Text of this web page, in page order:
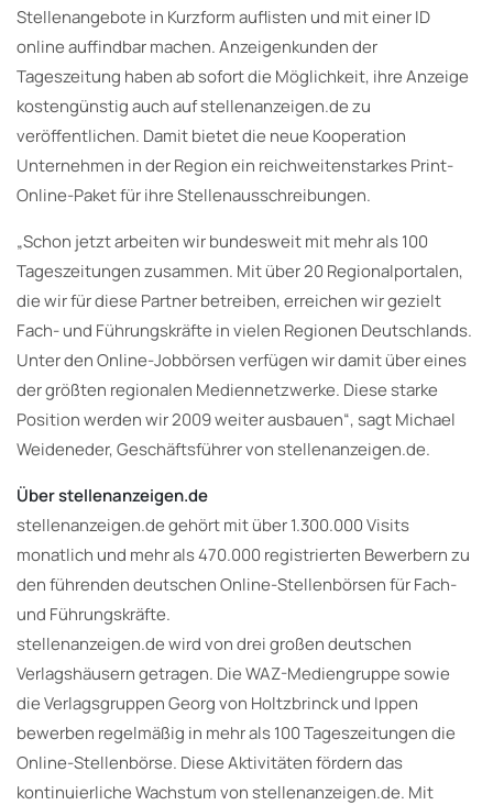
Stellenangebote in Kurzform auflisten und mit einer ID
online auffindbar machen. Anzeigenkunden der
Tageszeitung haben ab sofort die Möglichkeit, ihre Anzeige
kostengünstig auch auf stellenanzeigen.de zu
veröffentlichen. Damit bietet die neue Kooperation
Unternehmen in der Region ein reichweitenstarkes Print-
Online-Paket für ihre Stellenausschreibungen.
„Schon jetzt arbeiten wir bundesweit mit mehr als 100
Tageszeitungen zusammen. Mit über 20 Regionalportalen,
die wir für diese Partner betreiben, erreichen wir gezielt
Fach- und Führungskräfte in vielen Regionen Deutschlands.
Unter den Online-Jobbörsen verfügen wir damit über eines
der größten regionalen Mediennetzwerke. Diese starke
Position werden wir 2009 weiter ausbauen“, sagt Michael
Weideneder, Geschäftsführer von stellenanzeigen.de.
Über stellenanzeigen.de
stellenanzeigen.de gehört mit über 1.300.000 Visits
monatlich und mehr als 470.000 registrierten Bewerbern zu
den führenden deutschen Online-Stellenbörsen für Fach-
und Führungskräfte.
stellenanzeigen.de wird von drei großen deutschen
Verlagshäusern getragen. Die WAZ-Mediengruppe sowie
die Verlagsgruppen Georg von Holtzbrinck und Ippen
bewerben regelmäßig in mehr als 100 Tageszeitungen die
Online-Stellenbörse. Diese Aktivitäten fördern das
kontinuierliche Wachstum von stellenanzeigen.de. Mit